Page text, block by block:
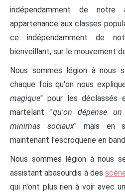
indépendamment de notre
appartenance aux classes
ce indépendamment de
bienveillant, sur le mouvement
Nous sommes légion à nous
chaque fois qu'on nous
magique" pour les déclassés
martelant "qu'on dépense
minimas sociaux" mais en
maintenant l'escroquerie en
Nous sommes légion à nous
assistant abasourdis à des
qui n'ont plus rien à voir avec